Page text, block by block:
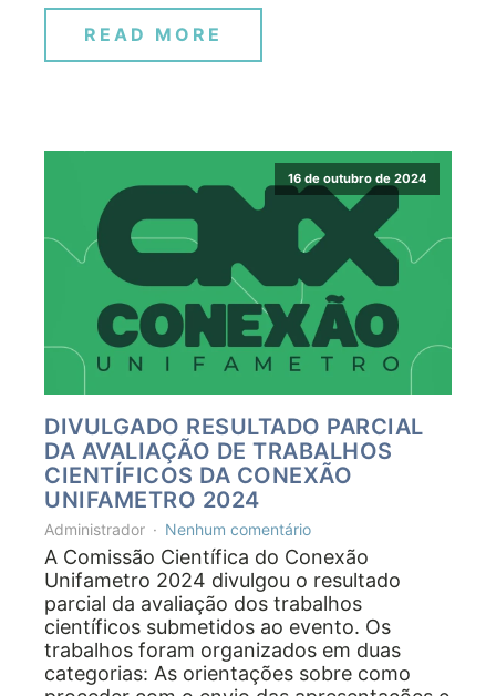
READ MORE
16 de outubro de 2024
DIVULGADO RESULTADO PARCIAL
DA AVALIAÇÃO DE TRABALHOS
CIENTÍFICOS DA CONEXÃO
UNIFAMETRO 2024
Administrador Nenhum comentário
A Comissão Científica do Conexão
Unifametro 2024 divulgou o resultado
parcial da avaliação dos trabalhos
científicos submetidos ao evento. Os
trabalhos foram organizados em duas
categorias: As orientações sobre como